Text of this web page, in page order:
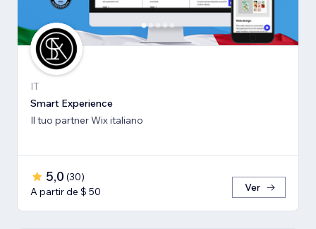
IT
Smart Experience
Il tuo partner Wix italiano
5,0 (30)
A partir de $ 50
Ver